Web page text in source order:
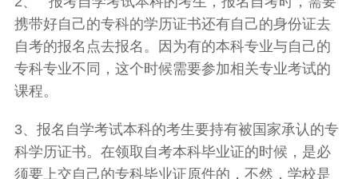
携带好自己的专科的学历证书还有自己的身份证去
自考的报名点去报名。因为有的本科专业与自己的
专科专业不同，这个时候需要参加相关专业考试的
课程。
3、报名自学考试本科的考生要持有被国家承认的专
科学历证书。在领取自考本科毕业证的时候，是必
须要上交自己的专科毕业证原件的，不然，学校是